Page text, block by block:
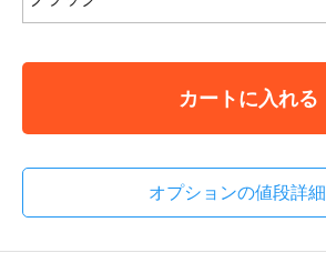
カートに入れる
オプションの値段詳細